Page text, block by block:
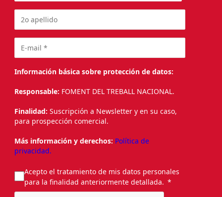
Información básica sobre protección de datos:
Responsable: FOMENT DEL TREBALL NACIONAL.
Finalidad: Suscripción a Newsletter y en su caso,
para prospección comercial.
Más información y derechos: Política de
privacidad.
Acepto el tratamiento de mis datos personales
para la finalidad anteriormente detallada.